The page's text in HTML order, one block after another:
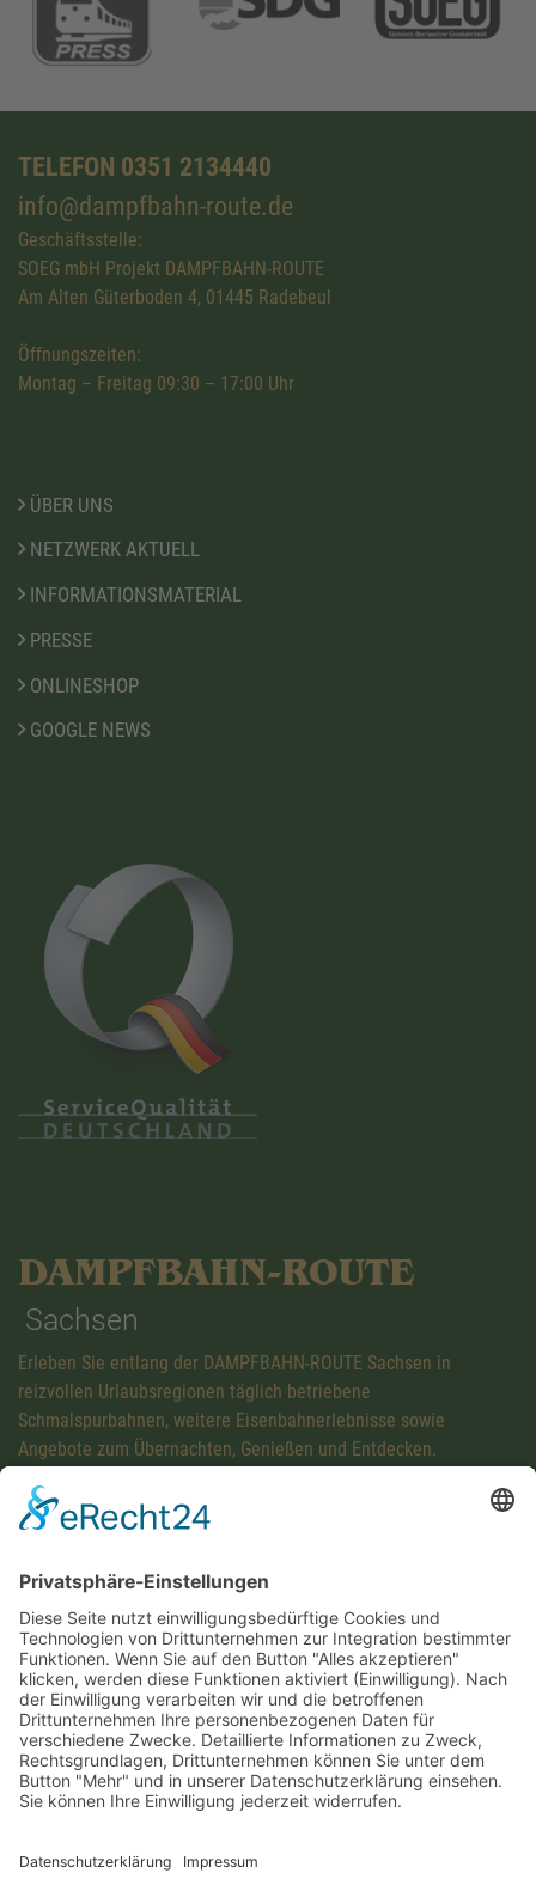
TELEFON 0351 2134440
info@dampfbahn-route.de
Geschäftsstelle:
SOEG mbH Projekt DAMPFBAHN-ROUTE
Am Alten Güterboden 4, 01445 Radebeul
Öffnungszeiten:
Montag – Freitag 09:30 – 17:00 Uhr
ÜBER UNS
NETZWERK AKTUELL
INFORMATIONSMATERIAL
PRESSE
ONLINESHOP
GOOGLE NEWS
DAMPFBAHN-ROUTE
Sachsen
Erleben Sie entlang der DAMPFBAHN-ROUTE Sachsen in
reizvollen Urlaubsregionen täglich betriebene
Schmalspurbahnen, weitere Eisenbahnerlebnisse sowie
Angebote zum Übernachten, Genießen und Entdecken.